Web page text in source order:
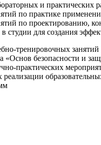
и
по практике
по проектированию,
студии для создания
тренировочных
«Основ безопасности и
практических